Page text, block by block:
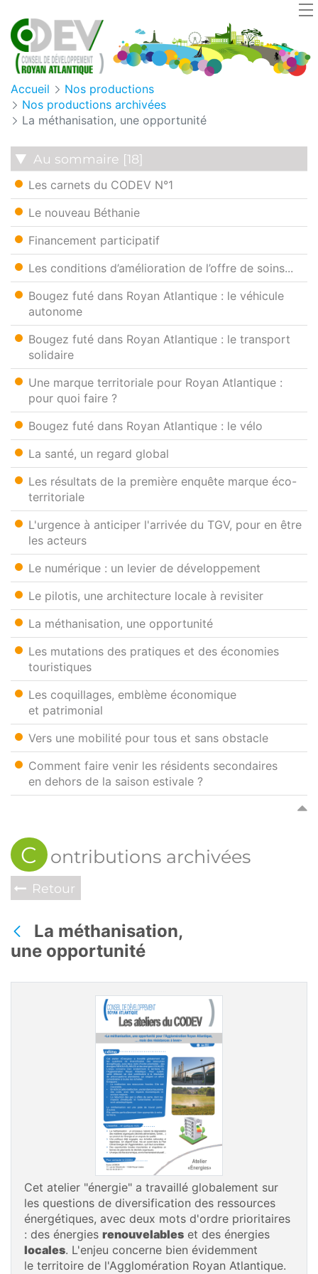
Accueil
Nos productions
Nos productions archivées
La méthanisation, une opportunité
Au sommaire [18]
Les carnets du CODEV N°1
Le nouveau Béthanie
Financement participatif
Les conditions d’amélioration de l’offre de soins...
Bougez futé dans Royan Atlantique : le véhicule
autonome
Bougez futé dans Royan Atlantique : le transport
solidaire
Une marque territoriale pour Royan Atlantique :
pour quoi faire ?
Bougez futé dans Royan Atlantique : le vélo
La santé, un regard global
Les résultats de la première enquête marque éco-
territoriale
L'urgence à anticiper l'arrivée du TGV, pour en être
les acteurs
Le numérique : un levier de développement
Le pilotis, une architecture locale à revisiter
La méthanisation, une opportunité
Les mutations des pratiques et des économies
touristiques
Les coquillages, emblème économique
et patrimonial
Vers une mobilité pour tous et sans obstacle
Comment faire venir les résidents secondaires
en dehors de la saison estivale ?
C ontributions archivées
Retour
Retour
La méthanisation,
une opportunité
Cet atelier "énergie" a travaillé globalement sur
les questions de diversification des ressources
énergétiques, avec deux mots d'ordre prioritaires
: des énergies renouvelables et des énergies
locales. L'enjeu concerne bien évidemment
le territoire de l'Agglomération Royan Atlantique.